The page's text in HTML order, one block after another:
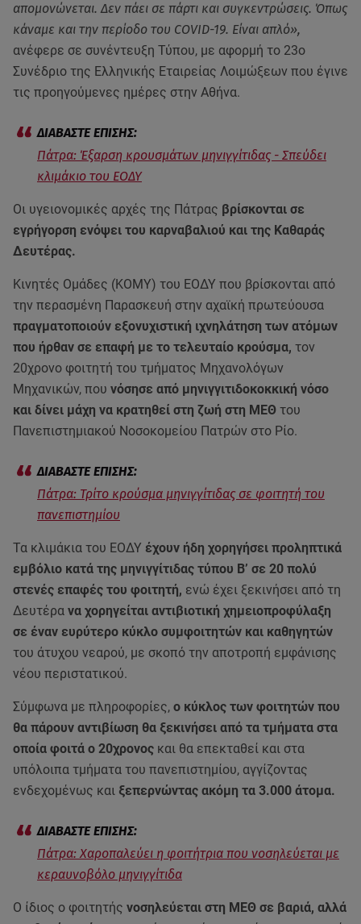
απομονώνεται. Δεν πάει σε πάρτι και συγκεντρώσεις. Όπως
κάναμε και την περίοδο του COVID-19. Είναι απλό»,
ανέφερε σε συνέντευξη Τύπου, με αφορμή το 23ο
Συνέδριο της Ελληνικής Εταιρείας Λοιμώξεων που έγινε
τις προηγούμενες ημέρες στην Αθήνα.
Πάτρα: Έξαρση κρουσμάτων μηνιγγίτιδας - Σπεύδει
κλιμάκιο του ΕΟΔΥ
Οι υγειονομικές αρχές της Πάτρας βρίσκονται σε
εγρήγορση ενόψει του καρναβαλιού και της Καθαράς
Δευτέρας.
Κινητές Ομάδες (ΚΟΜΥ) του ΕΟΔΥ που βρίσκονται από
την περασμένη Παρασκευή στην αχαϊκή πρωτεύουσα
πραγματοποιούν εξονυχιστική ιχνηλάτηση των ατόμων
που ήρθαν σε επαφή με το τελευταίο κρούσμα, τον
20χρονο φοιτητή του τμήματος Μηχανολόγων
Μηχανικών, που νόσησε από μηνιγγιτιδοκοκκική νόσο
και δίνει μάχη να κρατηθεί στη ζωή στη ΜΕΘ του
Πανεπιστημιακού Νοσοκομείου Πατρών στο Ρίο.
Πάτρα: Τρίτο κρούσμα μηνιγγίτιδας σε φοιτητή του
πανεπιστημίου
Τα κλιμάκια του ΕΟΔΥ έχουν ήδη χορηγήσει προληπτικά
εμβόλιο κατά της μηνιγγίτιδας τύπου Β’ σε 20 πολύ
στενές επαφές του φοιτητή, ενώ έχει ξεκινήσει από τη
Δευτέρα να χορηγείται αντιβιοτική χημειοπροφύλαξη
σε έναν ευρύτερο κύκλο συμφοιτητών και καθηγητών
του άτυχου νεαρού, με σκοπό την αποτροπή εμφάνισης
νέου περιστατικού.
Σύμφωνα με πληροφορίες, ο κύκλος των φοιτητών που
θα πάρουν αντιβίωση θα ξεκινήσει από τα τμήματα στα
οποία φοιτά ο 20χρονος και θα επεκταθεί και στα
υπόλοιπα τμήματα του πανεπιστημίου, αγγίζοντας
ενδεχομένως και ξεπερνώντας ακόμη τα 3.000 άτομα.
Πάτρα: Χαροπαλεύει η φοιτήτρια που νοσηλεύεται με
κεραυνοβόλο μηνιγγίτιδα
Ο ίδιος ο φοιτητής νοσηλεύεται στη ΜΕΘ σε βαριά, αλλά